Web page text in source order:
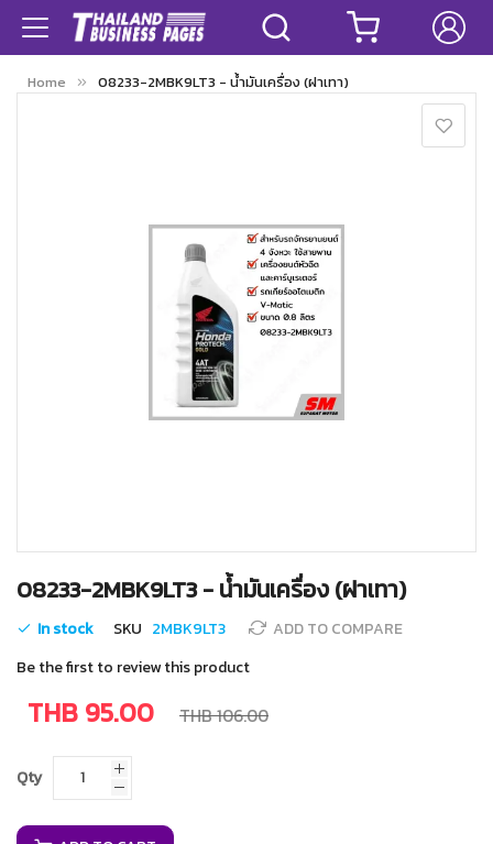
Home 08233-2MBK9LT3 - น้ำมันเครื่อง (ฝาเทา)
08233-2MBK9LT3 - น้ำมันเครื่อง (ฝาเทา)
In stock SKU 2MBK9LT3
ADD TO COMPARE
Be the first to review this product
THB 95.00 THB 106.00
Qty
to
beginning
the
images
gallery